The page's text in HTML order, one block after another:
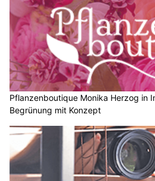
Pflanzenboutique Monika Herzog in
Begrünung mit Konzept